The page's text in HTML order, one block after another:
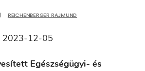
| REICHENBERGER RAJMUND
2023-12-05
Egészségügyi- és